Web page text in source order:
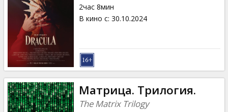
2час 8мин
В кино с: 30.10.2024
Матрица. Трилогия.
The Matrix Trilogy